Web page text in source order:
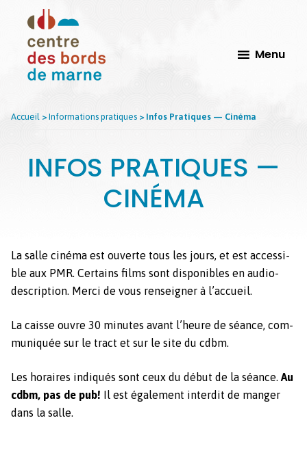
contenu
principal
CdbM
sur
Marne
Centre
national
Arts
et
Menu
Accueil > Informations pratiques > Infos Pratiques — Cinéma
INFOS PRATIQUES —
CINÉMA
La salle ciné­ma est ouverte tous les jours, et est acces­si­
ble aux PMR. Cer­tains films sont disponibles en audio-
descrip­tion. Mer­ci de vous ren­seign­er à l’ac­cueil.
La caisse ouvre 30 min­utes avant l’heure de séance, com­
mu­niquée sur le tract et sur le site du cdbm.
Les horaires indiqués sont ceux du début de la séance. Au
cdbm, pas de pub! Il est égale­ment inter­dit de manger
dans la salle.